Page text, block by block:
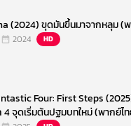
(2024) ขุดมันขึ้นมาจากหลุม (
2024 HD
Four: First Steps
จุดเริ่มต้นปฐมบทใหม่ (พากย์ไ